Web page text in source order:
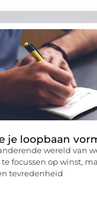
je loopbaan
wereld van
focussen op winst,
tevredenheid